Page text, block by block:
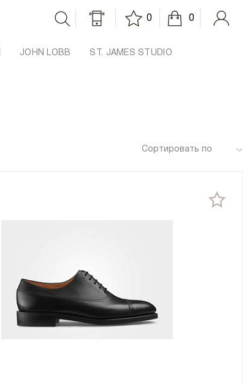
0 0
JOHN LOBB ST. JAMES STUDIO
Сортировать по